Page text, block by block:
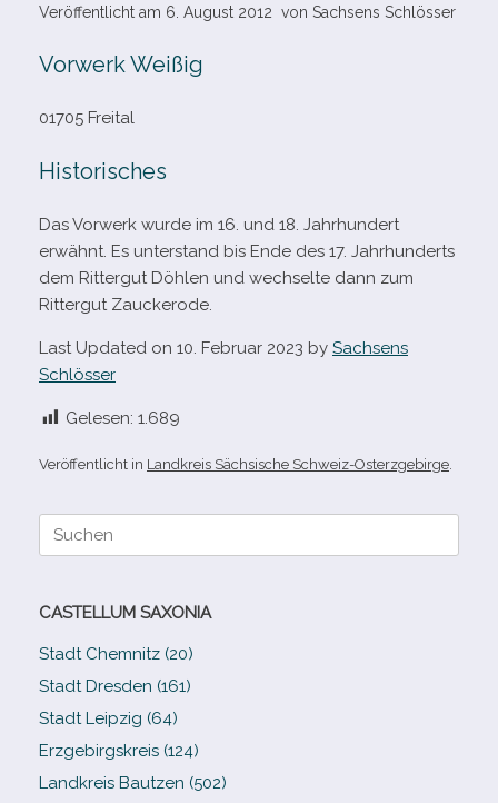
Veröffentlicht am 6. August 2012 von Sachsens Schlösser
Vorwerk Weißig
01705 Freital
Historisches
Das Vorwerk wurde im 16. und 18. Jahrhundert
erwähnt. Es unter­stand bis Ende des 17. Jahrhunderts
dem Rittergut Döhlen und wech­selte dann zum
Rittergut Zauckerode.
Last Updated on 10. Februar 2023 by Sachsens
Schlösser
Gelesen: 1.689
Veröffentlicht in Landkreis Sächsische Schweiz-Osterzgebirge
Suche
CASTELLUM SAXONIA
Stadt Chemnitz (20)
Stadt Dresden (161)
Stadt Leipzig (64)
Erzgebirgskreis (124)
Landkreis Bautzen (502)